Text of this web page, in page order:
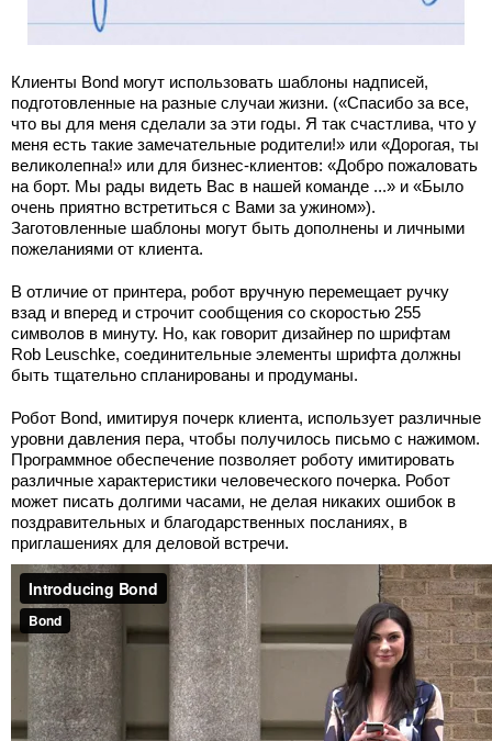
Клиенты Bond могут использовать шаблоны надписей,
подготовленные на разные случаи жизни. («Спасибо за все,
что вы для меня сделали за эти годы. Я так счастлива, что у
меня есть такие замечательные родители!» или «Дорогая, ты
великолепна!» или для бизнес-клиентов: «Добро пожаловать
на борт. Мы рады видеть Вас в нашей команде ...» и «Было
очень приятно встретиться с Вами за ужином»).
Заготовленные шаблоны могут быть дополнены и личными
пожеланиями от клиента.
В отличие от принтера, робот вручную перемещает ручку
взад и вперед и строчит сообщения со скоростью 255
символов в минуту. Но, как говорит дизайнер по шрифтам
Rob Leuschke, соединительные элементы шрифта должны
быть тщательно спланированы и продуманы.
Робот Bond, имитируя почерк клиента, использует различные
уровни давления пера, чтобы получилось письмо с нажимом.
Программное обеспечение позволяет роботу имитировать
различные характеристики человеческого почерка. Робот
может писать долгими часами, не делая никаких ошибок в
поздравительных и благодарственных посланиях, в
приглашениях для деловой встречи.